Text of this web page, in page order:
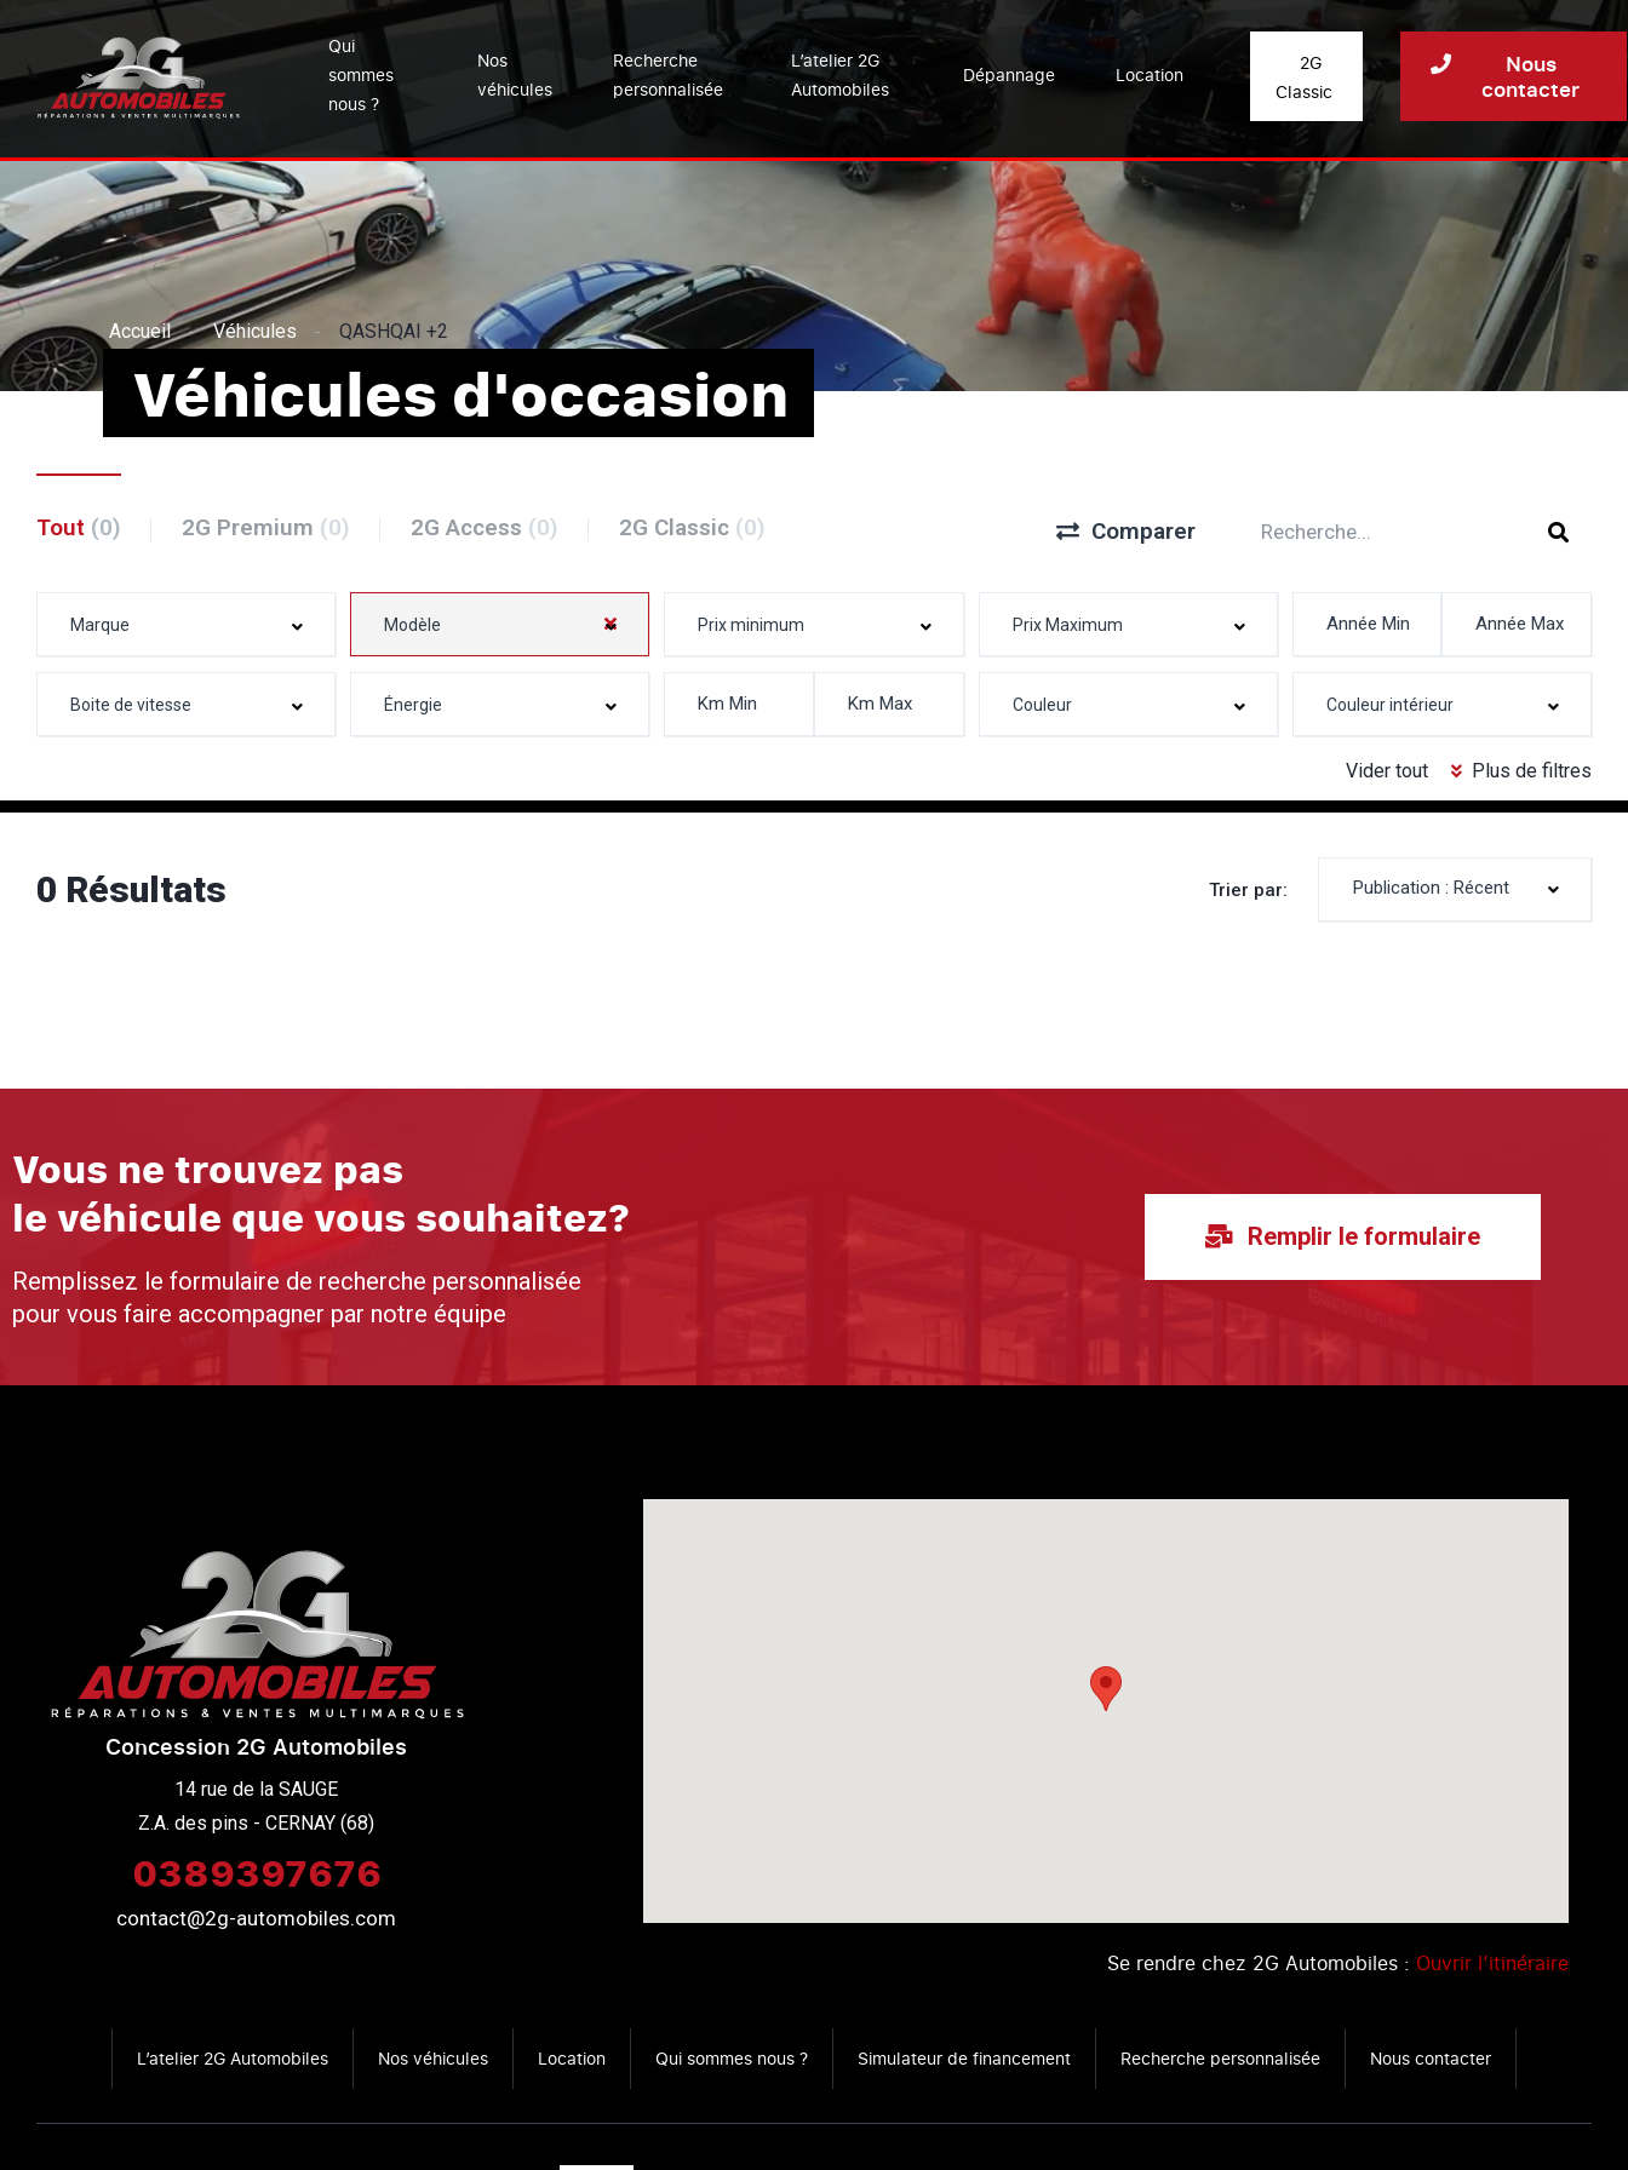
Qui
sommes
nous ?
Nos
véhicules
Recherche
personnalisée
L’atelier 2G
Automobiles
Dépannage Location
2G
Classic
Nous
contacter
Accueil Véhicules QASHQAI +2
Véhicules d'occasion
Vider tout Plus de filtres
Tout (0) 2G Premium (0) 2G Access (0) 2G Classic (0) Comparer
0 Résultats Trier par: Publication : Récent
Vous ne trouvez pas
le véhicule que vous souhaitez?
Remplissez le formulaire de recherche personnalisée
pour vous faire accompagner par notre équipe
Remplir le formulaire
Concession 2G Automobiles
14 rue de la SAUGE
Z.A. des pins - CERNAY (68)
0389397676
contact@2g-automobiles.com
Se rendre chez 2G Automobiles : Ouvrir l’itinéraire
L’atelier 2G Automobiles Nos véhicules Location Qui sommes nous ? Simulateur de financement Recherche personnalisée Nous contacter